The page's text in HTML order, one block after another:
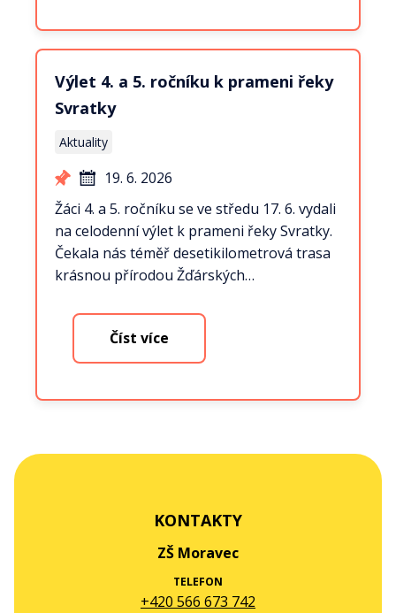
Výlet 4. a 5. ročníku k prameni řeky
Svratky
Aktuality
19. 6. 2026
Žáci 4. a 5. ročníku se ve středu 17. 6. vydali
na celodenní výlet k prameni řeky Svratky.
Čekala nás téměř desetikilometrová trasa
krásnou přírodou Žďárských…
Číst více
KONTAKTY
ZŠ Moravec
TELEFON
+420 566 673 742